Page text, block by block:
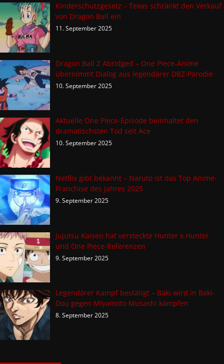
Kinderschutzgesetz – Texas schränkt den Verkauf
von Dragon Ball ein
11. September 2025
Dragon Ball Z Abridged – One Piece-Anime
übernimmt Dialog aus legendärer DBZ-Parodie
10. September 2025
Aktuelle One Piece-Episode beinhaltet den
dramatischsten Tod seit Ace
10. September 2025
Netflix gibt bekannt – Naruto ist das Top Anime-
Franchise des Jahres 2025
9. September 2025
Jujutsu Kaisen hat versteckte Hunter x Hunter
und One Piece-Referenzen
9. September 2025
Legendärer Kampf bestätigt – Baki wird in Baki-
Dou gegen Miyamoto Musashi kämpfen
8. September 2025